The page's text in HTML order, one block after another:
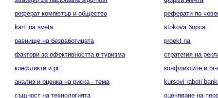
реферат компютър и общество
реферати по
karti na sveta
stokova борса
равнище на безработицата
proekt na
фактори за ефективността в туризма
стратегия на
конфликти и pr
конфликтите и pr-
анализ и оценка на риска - тема
kursovi raboti
същност на технологията
оценяване на